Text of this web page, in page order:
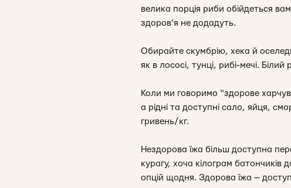
велика порція риби обійдеться
здоров’я не додадуть.
Обирайте скумбрію, хека й
як в лососі, тунці, рибі-мечі.
Коли ми говоримо “здорове
а рідні та доступні сало, яйця,
гривень/кг.
Нездорова їжа більш доступна
курагу, хоча кілограм батончиків
опцій щодня. Здорова їжа —